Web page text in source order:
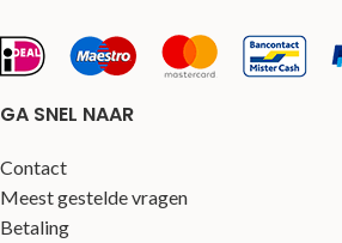
GA SNEL NAAR
Contact
Meest gestelde vragen
Betaling